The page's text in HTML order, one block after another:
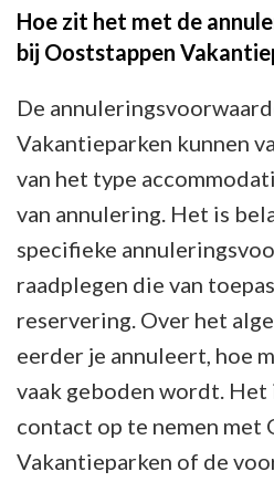
Hoe zit het met de
bij Ooststappen
De
Vakantieparken kunnen
van het type
van annulering. Het is
specifieke
raadplegen die van
reservering. Over het
eerder je annuleert, hoe
vaak geboden wordt. Het
contact op te nemen met
Vakantieparken of de